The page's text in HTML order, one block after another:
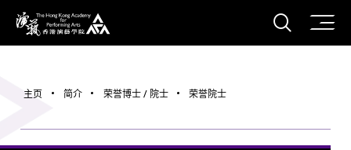
香港演艺学院
打开
主页 简介 荣誉博士 / 院士 荣誉院士